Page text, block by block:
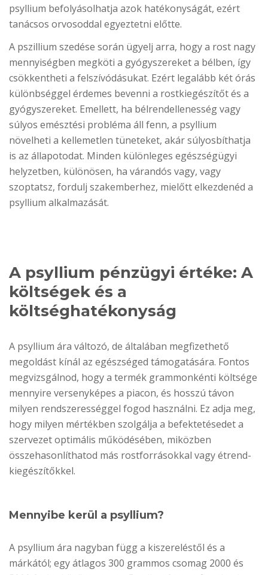
psyllium befolyásolhatja azok hatékonyságát, ezért
tanácsos orvosoddal egyeztetni előtte.
A pszillium szedése során ügyelj arra, hogy a rost nagy
mennyiségben megköti a gyógyszereket a bélben, így
csökkentheti a felszívódásukat. Ezért legalább két órás
különbséggel érdemes bevenni a rostkiegészítőt és a
gyógyszereket. Emellett, ha bélrendellenesség vagy
súlyos emésztési probléma áll fenn, a psyllium
növelheti a kellemetlen tüneteket, akár súlyosbíthatja
is az állapotodat. Minden különleges egészségügyi
helyzetben, különösen, ha várandós vagy, vagy
szoptatsz, fordulj szakemberhez, mielőtt elkezdenéd a
psyllium alkalmazását.
A psyllium pénzügyi értéke: A
költségek és a
költséghatékonyság
A psyllium ára változó, de általában megfizethető
megoldást kínál az egészséged támogatására. Fontos
megvizsgálnod, hogy a termék grammonkénti költsége
mennyire versenyképes a piacon, és hosszú távon
milyen rendszerességgel fogod használni. Ez adja meg,
hogy milyen mértékben szolgálja a befektetésedet a
szervezet optimális működésében, miközben
összehasonlíthatod más rostforrásokkal vagy étrend-
kiegészítőkkel.
Mennyibe kerül a psyllium?
A psyllium ára nagyban függ a kiszereléstől és a
márkától; egy átlagos 300 grammos csomag 2000 és